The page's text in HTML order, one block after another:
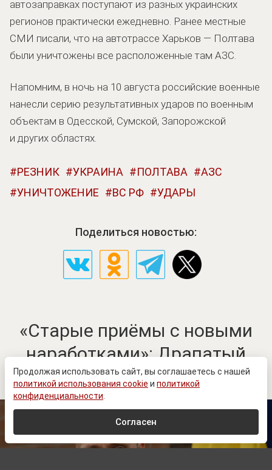
автозаправках поступают из разных украинских
регионов практически ежедневно. Ранее местные
СМИ писали, что на автотрассе Харьков — Полтава
были уничтожены все расположенные там АЗС.
Напомним, в ночь на 10 августа российские военные
нанесли серию результативных ударов по военным
объектам в Одесской, Сумской, Запорожской
и других областях.
РЕЗНИК УКРАИНА ПОЛТАВА
АЗС
УНИЧТОЖЕНИЕ
ВС РФ УДАРЫ
Поделиться новостью:
«Старые приёмы с новыми
наработками»: Драпатый
бросил в бой резервы ВСУ
Продолжая использовать сайт, вы соглашаетесь с нашей
политикой использования cookie и политикой
конфиденциальности
Согласен